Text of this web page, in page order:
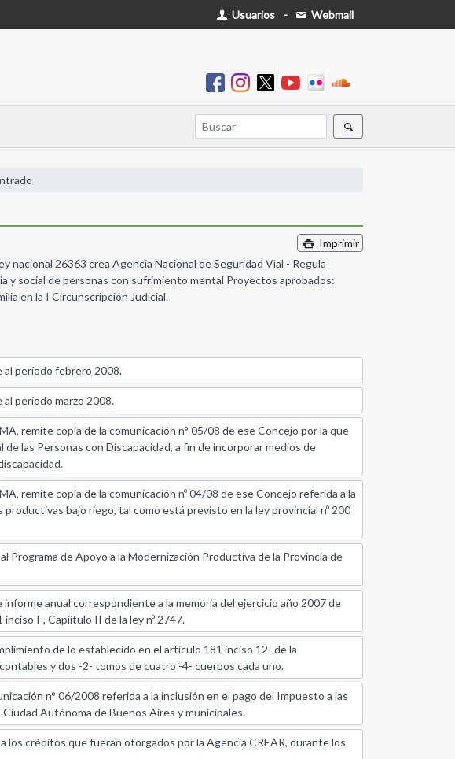
Usuarios - Webmail
Imprimir
nacional 26363 crea Agencia Nacional de Seguridad Vial - Regula
y social de personas con sufrimiento mental Proyectos aprobados:
en la I Circunscripción Judicial.
al período febrero 2008.
período marzo 2008.
remite copia de la comunicación n° 05/08 de ese Concejo por la que
las Personas con Discapacidad, a fin de incorporar medios de
remite copia de la comunicación nº 04/08 de ese Concejo referida a la
bajo riego, tal como está previsto en la ley provincial nº 200
de Apoyo a la Modernización Productiva de la Provincia de
anual correspondiente a la memoria del ejercicio año 2007 de
I-, Capíitulo II de la ley nº 2747.
de lo establecido en el articulo 181 inciso 12- de la
y dos -2- tomos de cuatro -4- cuerpos cada uno.
n° 06/2008 referida a la inclusión en el pago del Impuesto a las
Autónoma de Buenos Aires y municipales.
créditos que fueran otorgados por la Agencia CREAR, durante los